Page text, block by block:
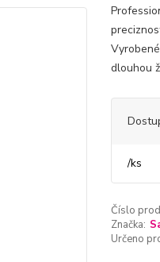
dlouhou
/ks
Číslo
Značka:
Určeno